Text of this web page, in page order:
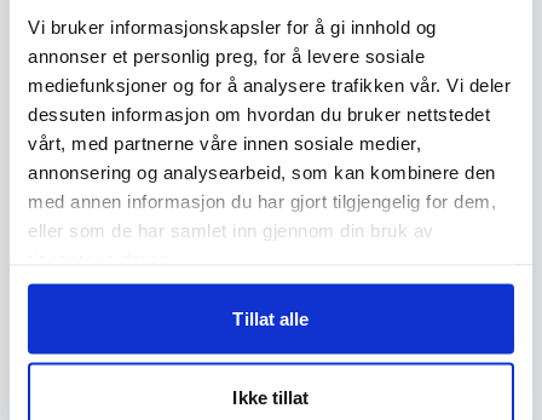
Vi bruker informasjonskapsler for å gi innhold og
annonser et personlig preg, for å levere sosiale
mediefunksjoner og for å analysere trafikken vår. Vi deler
dessuten informasjon om hvordan du bruker nettstedet
vårt, med partnerne våre innen sosiale medier,
annonsering og analysearbeid, som kan kombinere den
med annen informasjon du har gjort tilgjengelig for dem,
eller som de har samlet inn gjennom din bruk av
Tillat alle
Ikke tillat
Application error: aclient-side exception has occurred while
loadingflip.no(see the browser consolefor more information).